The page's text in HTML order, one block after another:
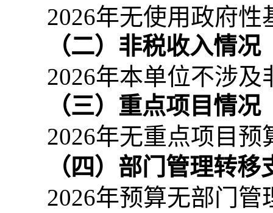
2026年无使用政府性
（二）非税收入情况
2026年本单位不涉及
（三）重点项目情况
2026年无重点项目预
（四）部门管理转移
2026年预算无部门管